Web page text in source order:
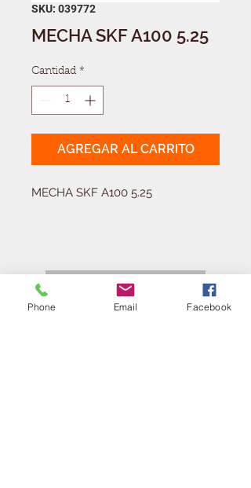
SKU: 039772
MECHA SKF A100 5.25
Cantidad *
AGREGAR AL CARRITO
MECHA SKF A100 5.25
¿Necesitas equipar tu
ferretería?
Phone Email Facebook